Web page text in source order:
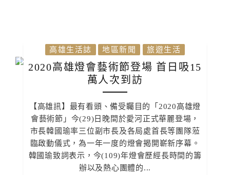
高雄生活誌 地區新聞 旅遊生活
2020高雄燈會藝術節登場 首日吸15
萬人次到訪
【高雄訊】最有看頭、備受矚目的「2020高雄燈
會藝術節」今(29)日晚間於愛河正式華麗登場，
市長韓國瑜率三位副市長及各局處首長等團隊蒞
臨啟動儀式，為一年一度的燈會揭開嶄新序幕。
韓國瑜致詞表示，今(109)年燈會歷經長時間的籌
辦以及熱心團體的...